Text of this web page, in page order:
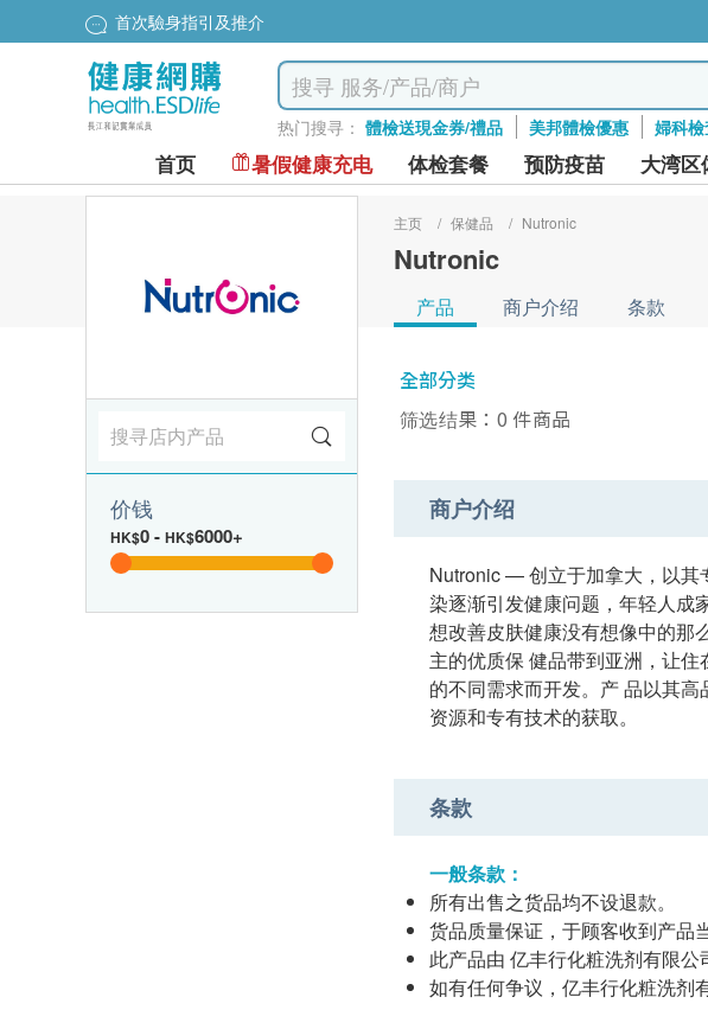
首次驗身指引及推介
热门搜寻： 體檢送現金券/禮品 美邦體檢優惠 婦科
首页 暑假健康充电 体检套餐 预防疫苗 大湾区
价钱
HK$0- HK$6000+
主页 / 保健品 / Nutronic
Nutronic
产品 商户介绍 条款
全部分类
筛选结果：0 件商品
商户介绍
Nutronic — 创立于加拿大，以其
染逐渐引发健康问题，年轻人成
想改善皮肤健康没有想像中的那
主的优质保 健品带到亚洲，让
的不同需求而开发。产 品以其
资源和专有技术的获取。
条款
一般条款：
所有出售之货品均不设退款。
货品质量保证，于顾客收到产品
此产品由 亿丰行化粧洗剂有限公
如有任何争议，亿丰行化粧洗剂